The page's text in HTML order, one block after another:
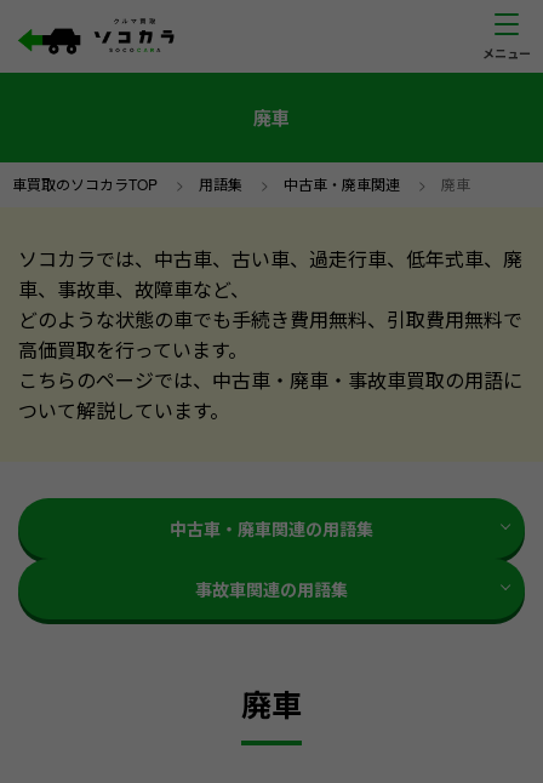
廃車
車買取のソコカラTOP > 用語集 > 中古車・廃車関連 > 廃車
ソコカラでは、中古車、古い車、過走行車、低年式車、廃
車、事故車、故障車など、
どのような状態の車でも手続き費用無料、引取費用無料で
高価買取を行っています。
こちらのページでは、中古車・廃車・事故車買取の用語に
ついて解説しています。
中古車・廃車関連の用語集
事故車関連の用語集
廃車